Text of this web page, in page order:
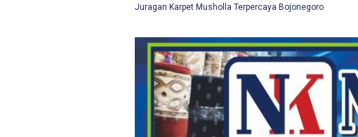
Juragan Karpet Musholla Terpercaya Bojonegoro